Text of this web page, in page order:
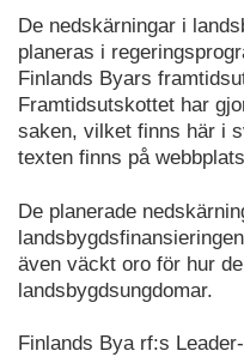
De nedskärningar i
planeras i
Finlands Byars
Framtidsutskottet har
saken, vilket finns här i
texten finns på
De planerade
även väckt oro för hur
landsbygdsungdomar.
Finlands Bya rf:s